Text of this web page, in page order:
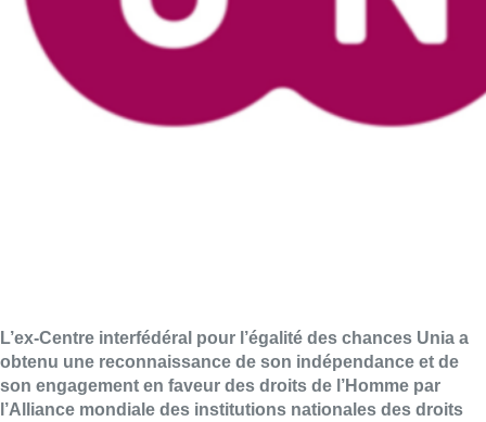
L’ex-Centre interfédéral pour l’égalité des chances Unia a
obtenu une reconnaissance de son indépendance et de
son engagement en faveur des droits de l’Homme par
l’Alliance mondiale des institutions nationales des droits